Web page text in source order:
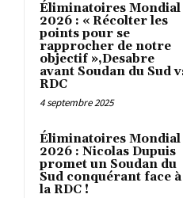
Éliminatoires Mondial
2026 : « Récolter les
points pour se
rapprocher de notre
objectif »,Desabre
avant Soudan du Sud
RDC
4 septembre 2025
Éliminatoires Mondial
2026 : Nicolas Dupuis
promet un Soudan du
Sud conquérant face à
la RDC !